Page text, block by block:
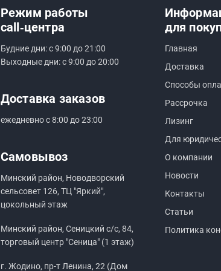
Режим работы
call‑центра
Будние дни: с 9:00 до 21:00
Выходные дни: с 9:00 до 20:00
Доставка заказов
ежедневно с 8:00 до 23:00
Самовывоз
Минский район, Новодворский
сельсовет 126, ТЦ "Яркий",
цокольный этаж
Минский район, Сеницкий с/с, 84,
торговый центр "Сеница" (1 этаж)
г. Жодино, пр-т Ленина, 22 (Дом
для
Главная
Доставка
Способы
Рассрочка
Лизинг
Для
О компании
Новости
Контакты
Статьи
Политика